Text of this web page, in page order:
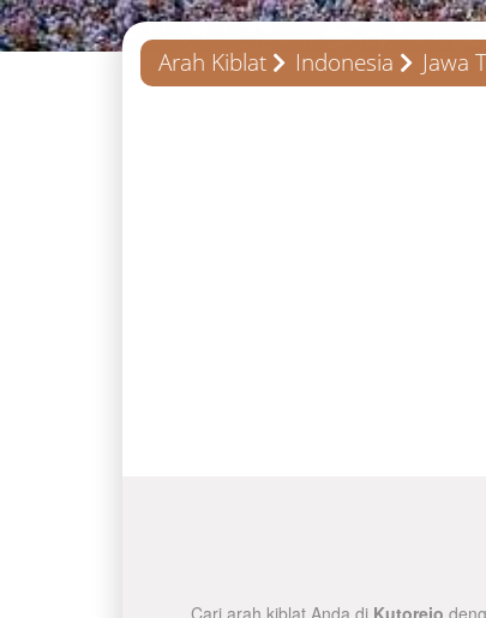
Arah Kiblat Indonesia Jawa
Cari arah kiblat Anda di Kutorejo